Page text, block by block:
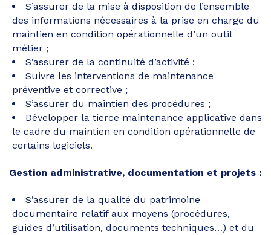
S’assurer de la mise à disposition de l’ensemble
des informations nécessaires à la prise en charge du
maintien en condition opérationnelle d’un outil
métier ;
S’assurer de la continuité d’activité ;
Suivre les interventions de maintenance
préventive et corrective ;
S’assurer du maintien des procédures ;
Développer la tierce maintenance applicative dans
le cadre du maintien en condition opérationnelle de
certains logiciels.
Gestion administrative, documentation et projets :
S’assurer de la qualité du patrimoine
documentaire relatif aux moyens (procédures,
guides d’utilisation, documents techniques…) et du